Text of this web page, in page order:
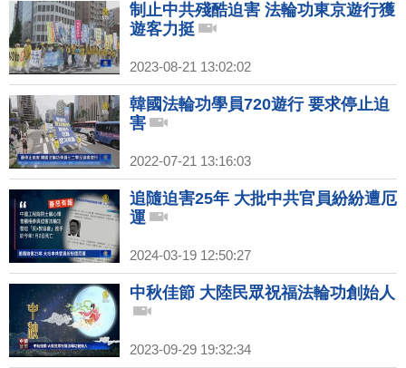
制止中共殘酷迫害 法輪功東京遊行獲
遊客力挺
2023-08-21 13:02:02
韓國法輪功學員720遊行 要求停止迫
害
2022-07-21 13:16:03
追隨迫害25年 大批中共官員紛紛遭厄
運
2024-03-19 12:50:27
中秋佳節 大陸民眾祝福法輪功創始人
2023-09-29 19:32:34